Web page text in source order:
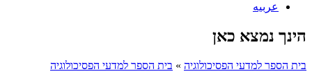
عربيه
הינך נמצא כאן
בית הספר למדעי הפסיכולוגיה » בית הספר למדעי הפסיכולוגיה